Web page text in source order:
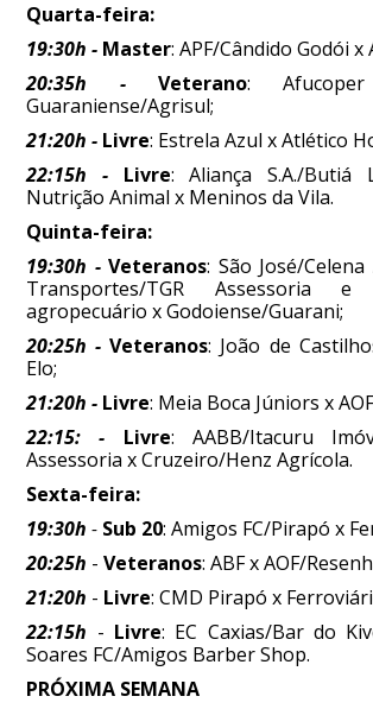
Quarta-feira:
19:30h - Master: APF/Cândido Godói x
20:35h -
Veterano:
Guaraniense/Agrisul;
21:20h - Livre: Estrela Azul x Atlético
22:15h -
Livre: Aliança S.A./Butiá
Nutrição Animal x Meninos da Vila.
Quinta-feira:
19:30h - Veteranos: São José/
Transportes/TGR Assessoria e
agropecuário x Godoiense/Guarani;
20:25h - Veteranos: João de
Elo;
21:20h - Livre: Meia Boca Júniors x
22:15: -
Livre: AABB/Itacuru
Assessoria x Cruzeiro/Henz Agrícola.
Sexta-feira:
19:30h - Sub 20: Amigos FC/Pirapó x
20:25h -Veteranos: ABF x AOF/
21:20h - Livre: CMD Pirapó x
22:15h - Livre: EC Caxias/Bar do
Soares FC/Amigos Barber Shop.
PRÓXIMA SEMANA